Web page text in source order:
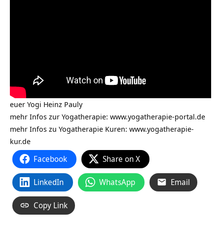
euer Yogi Heinz Pauly
mehr Infos zur Yogatherapie: www.yogatherapie-portal.de
mehr Infos zu Yogatherapie Kuren: www.yogatherapie-
kur.de
Facebook Share on X
LinkedIn WhatsApp Email
Copy Link